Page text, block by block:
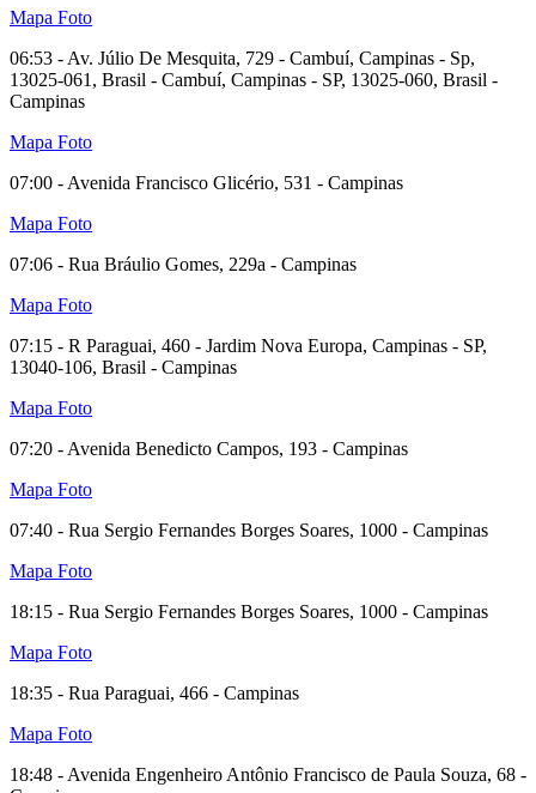
Mapa Foto
06:53 - Av. Júlio De Mesquita, 729 - Cambuí, Campinas - Sp,
13025-061, Brasil - Cambuí, Campinas - SP, 13025-060, Brasil -
Campinas
Mapa Foto
07:00 - Avenida Francisco Glicério, 531 - Campinas
Mapa Foto
07:06 - Rua Bráulio Gomes, 229a - Campinas
Mapa Foto
07:15 - R Paraguai, 460 - Jardim Nova Europa, Campinas - SP,
13040-106, Brasil - Campinas
Mapa Foto
07:20 - Avenida Benedicto Campos, 193 - Campinas
Mapa Foto
07:40 - Rua Sergio Fernandes Borges Soares, 1000 - Campinas
Mapa Foto
18:15 - Rua Sergio Fernandes Borges Soares, 1000 - Campinas
Mapa Foto
18:35 - Rua Paraguai, 466 - Campinas
Mapa Foto
18:48 - Avenida Engenheiro Antônio Francisco de Paula Souza, 68 -